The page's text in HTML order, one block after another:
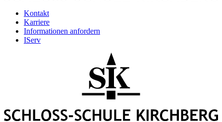
Kontakt
Karriere
Informationen anfordern
IServ